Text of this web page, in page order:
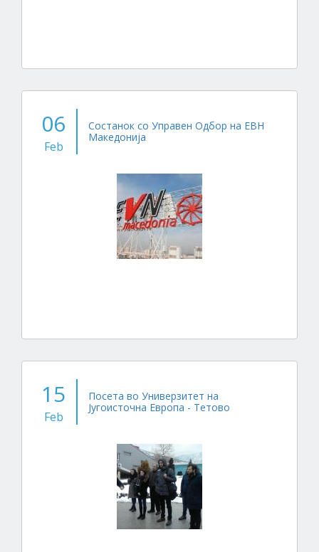
06
Feb
Состанок со Управен Одбор на ЕВН
Македонија
15
Feb
Посета во Универзитет на
Југоисточна Европа - Тетово